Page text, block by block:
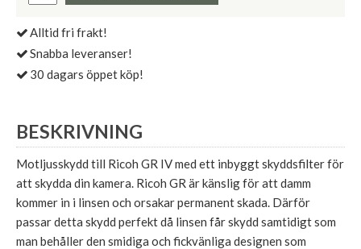
Alltid fri frakt!
Snabba leveranser!
30 dagars öppet köp!
BESKRIVNING
Motljusskydd till Ricoh GR IV med ett inbyggt skyddsfilter för
att skydda din kamera. Ricoh GR är känslig för att damm
kommer in i linsen och orsakar permanent skada. Därför
passar detta skydd perfekt då linsen får skydd samtidigt som
man behåller den smidiga och fickvänliga designen som